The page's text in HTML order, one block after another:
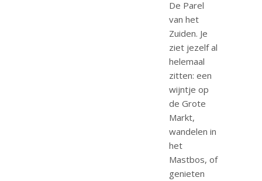
De Parel
van het
Zuiden. Je
ziet jezelf al
helemaal
zitten: een
wijntje op
de Grote
Markt,
wandelen in
het
Mastbos, of
genieten